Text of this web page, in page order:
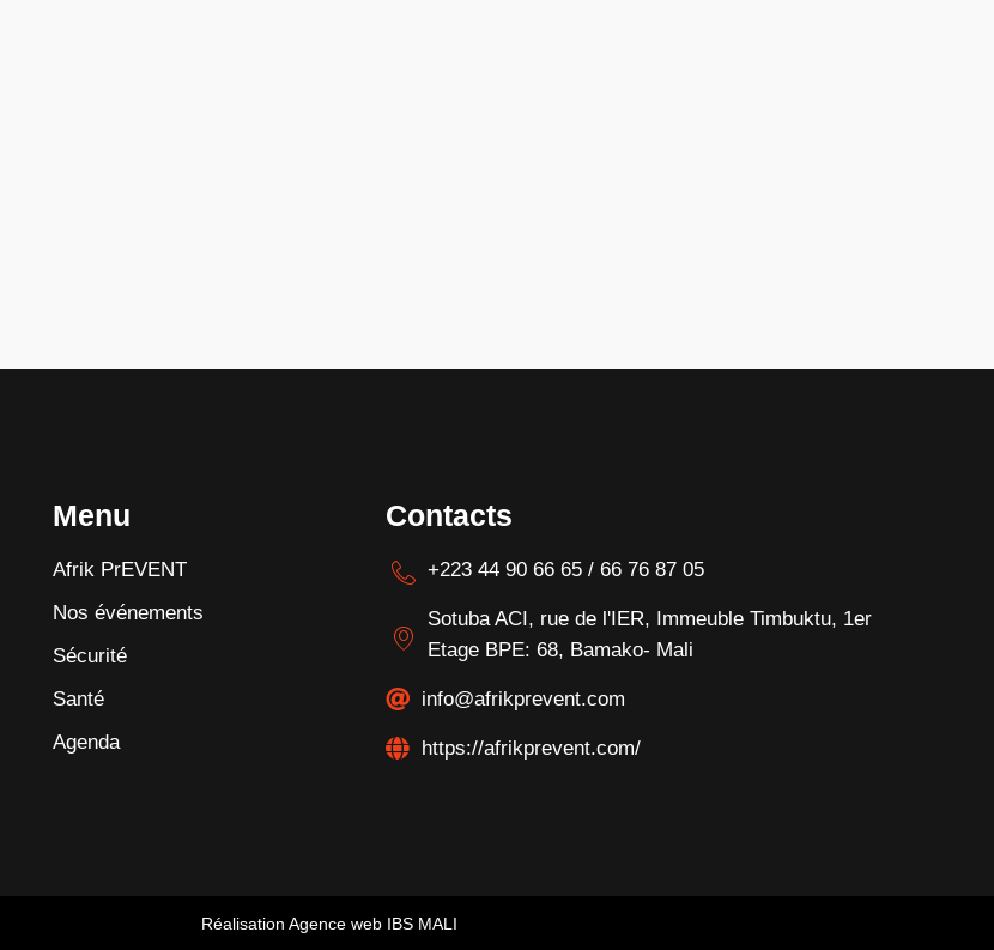
Menu
Afrik PrEVENT
Nos événements
Sécurité
Santé
Agenda
Contacts
+223 44 90 66 65 / 66 76 87 05
Sotuba ACI, rue de l'IER, Immeuble Timbuktu, 1er
Etage BPE: 68, Bamako- Mali
info@afrikprevent.com
https://afrikprevent.com/
Réalisation Agence web IBS MALI